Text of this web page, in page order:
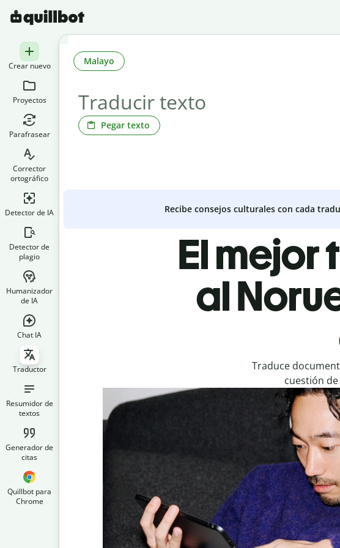
Crear nuevo
Proyectos
Parafrasear
Corrector
ortográfico
Detector de IA
Detector de
plagio
Humanizador
de IA
Chat IA
Traductor
Resumidor de
textos
Generador de
citas
Quillbot para
Chrome
Pegar texto
Malayo
Recibe consejos culturales con cada
El
al
Traduce
cuestión